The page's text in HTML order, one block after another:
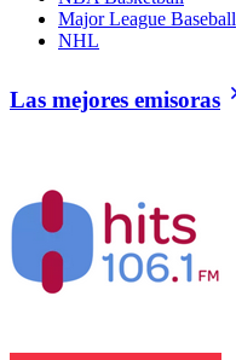
Major League Baseball
NHL
Las mejores emisoras